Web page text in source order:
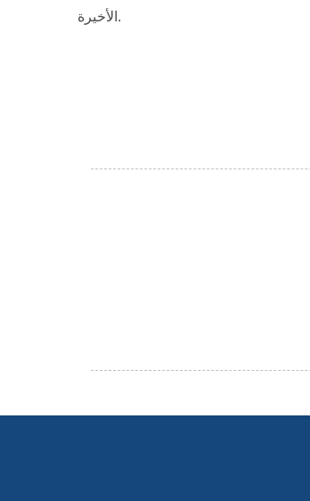
الأخيرة.